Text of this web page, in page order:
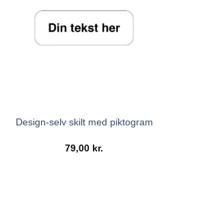
Design-selv skilt med piktogram
79,00 kr.